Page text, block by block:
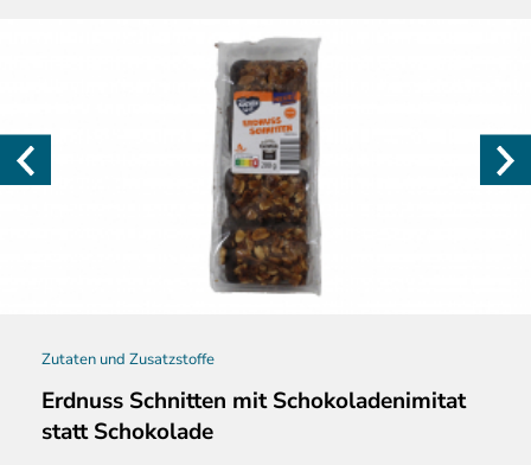
Zutaten und Zusatzstoffe
Erdnuss Schnitten mit Schokoladenimitat
statt Schokolade